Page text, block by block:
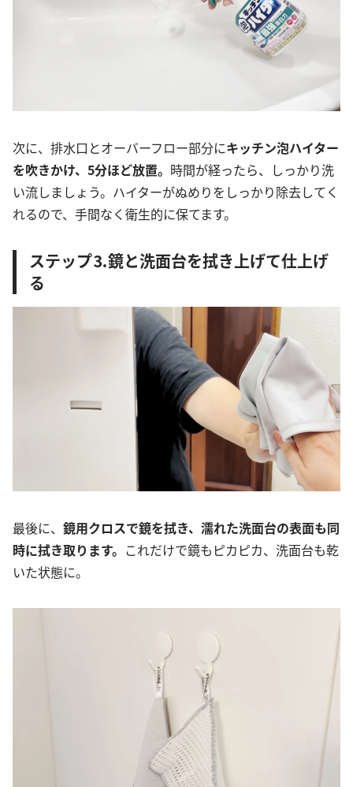
次に、排水口とオーバーフロー部分にキッチン泡ハイター
を吹きかけ、5分ほど放置。 時間が経ったら、しっかり洗
い流しましょう。ハイターがぬめりをしっかり除去してく
れるので、手間なく衛生的に保てます。
ステップ⒊鏡と洗面台を拭き上げて仕上げ
る
最後に、 鏡用クロスで鏡を拭き、濡れた洗面台の表面も同
時に拭き取ります。 これだけで鏡もピカピカ、洗面台も乾
いた状態に。